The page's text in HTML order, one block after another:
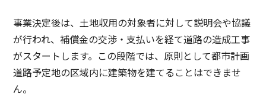
事業決定後は、土地収用の対象者に対して説明会や協議
が行われ、補償金の交渉・支払いを経て道路の造成工事
がスタートします。この段階では、原則として都市計画
道路予定地の区域内に建築物を建てることはできませ
ん。